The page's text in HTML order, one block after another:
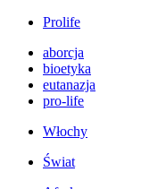
Prolife
aborcja
bioetyka
eutanazja
pro-life
Włochy
Świat